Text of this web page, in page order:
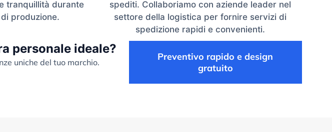
tranquillità durante
produzione.
spediti. Collaboriamo con aziende leader nel
settore della logistica per fornire servizi di
spedizione rapidi e convenienti.
personale ideale?
uniche del tuo marchio.
Preventivo rapido e design
gratuito